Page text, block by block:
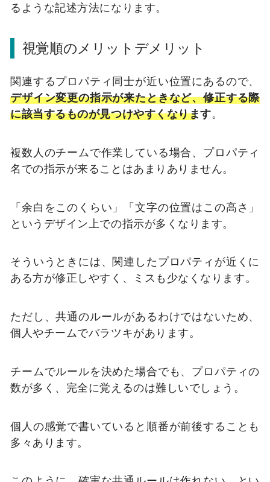
るような記述方法になります。
視覚順のメリットデメリット
関連するプロパティ同士が近い位置にあるので、
デザイン変更の指示が来たときなど、修正する際
に該当するものが見つけやすくなります。
複数人のチームで作業している場合、プロパティ
名での指示が来ることはあまりありません。
「余白をこのくらい」「文字の位置はこの高さ」
というデザイン上での指示が多くなります。
そういうときには、関連したプロパティが近くに
ある方が修正しやすく、ミスも少なくなります。
ただし、共通のルールがあるわけではないため、
個人やチームでバラツキがあります。
チームでルールを決めた場合でも、プロパティの
数が多く、完全に覚えるのは難しいでしょう。
個人の感覚で書いていると順番が前後することも
多々あります。